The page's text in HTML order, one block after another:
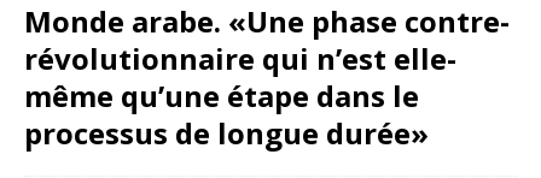
Monde arabe. «Une phase contre-
révolutionnaire qui n’est elle-
même qu’une étape dans le
processus de longue durée»